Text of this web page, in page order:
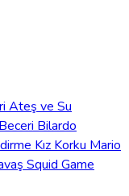
Ateş ve Su
Beceri Bilardo
Kız Korku Mario
Squid Game